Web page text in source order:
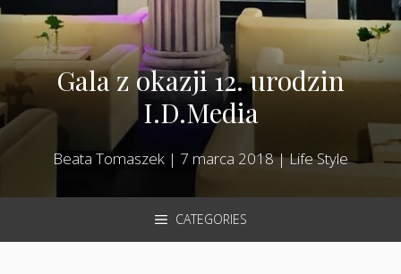
Gala z okazji 12. urodzin
I.D.Media
Beata Tomaszek | 7 marca 2018|Life Style
CATEGORIES